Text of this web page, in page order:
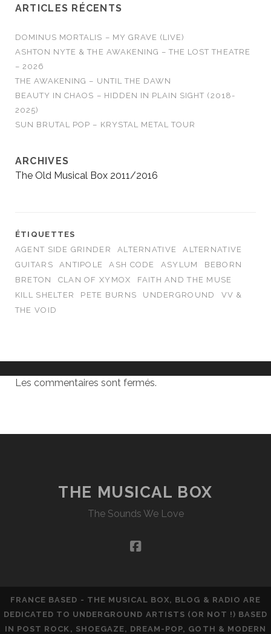
ARTICLES RÉCENTS
DOMINUS MORTALIS – MY GRAVE (LIVE)
ASHTON NYTE & THE AWAKENING – THE LOST THEATRE
– 2026
THE AWAKENING – UNTIL THE DAWN
BEAUTY IN CHAOS – HIDDEN IN PLAIN SIGHT (2018-
2025)
SUN BRUTAL POP – KRYSTAL METAL TOUR
ARCHIVES
The Old Musical Box 2011/2016
ÉTIQUETTES
AGENT SIDE GRINDER
ALTERNATIVE
ALTERNATIVE
GUITARS
ANTIPOLE ASH CODE ASYLUM
BEBORN
BRETON
CLAN OF XYMOX
FAITH AND THE MUSE
KILL SHELTER
PETE BURNS UNDERGROUND
VV &
THE VOID
Les commentaires sont fermés.
THE MUSICAL BOX
The Sounds We Love
facebook
FRANCE BASED - THE MUSICAL BOX, BLOG & RADIO ARE
DEDICATED TO UNDERGROUND ARTISTS (OR NOT !) BASED
IN POST ROCK, SHOEGAZE, DREAM-POP, GOTH & MODERN